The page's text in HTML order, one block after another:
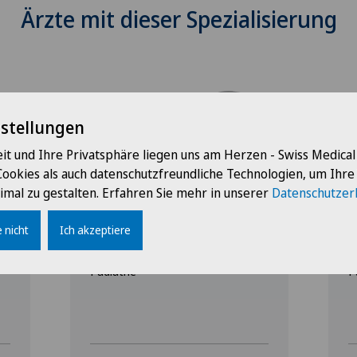
Ärzte mit dieser Spezialisierung
Clinique Générale-Beaulieu
Dr. med. Marie-Noëlle
Biesel-Desthieux
Spezialisierung
Pädiatrie
und Ihre Privatsphäre liegen uns am Herzen - Swiss
als auch datenschutzfreundliche Technologien, um
zu gestalten. Erfahren Sie mehr in unserer
nicht Ich akzeptiere